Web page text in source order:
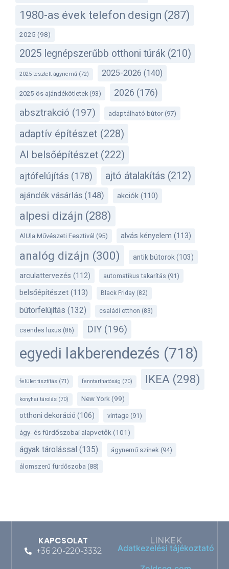
1980-as évek telefon design (287)
2025 (98)
2025 legnépszerűbb otthoni túrák (210)
2025 tesztelt ágynemű (72) 2025-2026 (140)
2025-ös ajándékötletek (93) 2026 (176)
absztrakció (197) adaptálható bútor(97)
adaptív építészet (228)
AI belsőépítészet (222)
ajtófelújítás (178) ajtó átalakítás (212)
ajándék vásárlás (148) akciók (110)
alpesi dizájn (288)
AlUla Művészeti Fesztivál (95) alvás kényelem (113)
analóg dizájn (300) antik bútorok (103)
arculattervezés (112) automatikus takarítás (91)
belsőépítészet (113) Black Friday (82)
bútorfelújítás (132) családi otthon (83)
csendes luxus (86) DIY (196)
egyedi lakberendezés (718)
felület tisztítás (71) fenntarthatóság (70) IKEA (298)
konyhai tárolás (70) New York (99)
otthoni dekoráció (106) vintage (91)
ágy- és fürdőszobai alapvetők (101)
ágyak tárolással (135) ágynemű színek (94)
álomszerű fürdőszoba (88)
KAPCSOLAT
+36 20-220-3332
LINKEK
Adatkezelési tájékoztató